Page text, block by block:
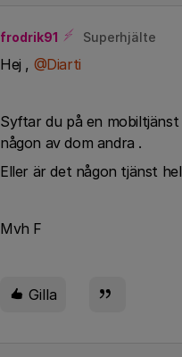
frodrik91 Superhjälte
Hej , @Diarti
Syftar du på en mobiltjänst
någon av dom andra .
Eller är det någon tjänst
Mvh F
Gilla